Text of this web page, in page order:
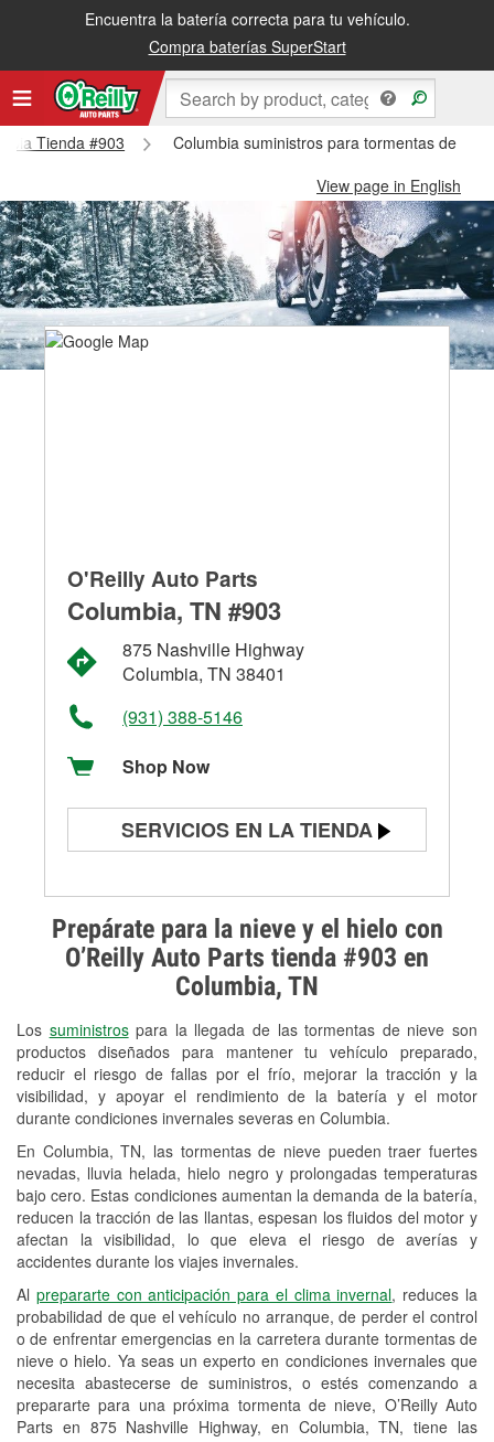
Encuentra la batería correcta para tu vehículo.
Compra baterías SuperStart
Tienda #903
Columbia suministros para tormentas de
View page in English
Prepárate para la nieve y el hielo con
O’Reilly Auto Parts tienda #903 en
Columbia, TN
Los suministrospara la llegada de las tormentas de nieve son
productos diseñados para mantener tu vehículo preparado,
reducir el riesgo de fallas por el frío, mejorar la tracción y la
visibilidad, y apoyar el rendimiento de la batería y el motor
durante condiciones invernales severas en Columbia.
En Columbia, TN, las tormentas de nieve pueden traer fuertes
nevadas, lluvia helada, hielo negro y prolongadas temperaturas
bajo cero. Estas condiciones aumentan la demanda de la batería,
reducen la tracción de las llantas, espesan los fluidos del motor y
afectan la visibilidad, lo que eleva el riesgo de averías y
accidentes durante los viajes invernales.
Al prepararte con anticipación para el clima invernal, reduces la
probabilidad de que el vehículo no arranque, de perder el control
o de enfrentar emergencias en la carretera durante tormentas de
nieve o hielo. Ya seas un experto en condiciones invernales que
necesita abastecerse de suministros, o estés comenzando a
prepararte para una próxima tormenta de nieve, O’Reilly Auto
Parts en 875 Nashville Highway, en Columbia, TN, tiene las
O'Reilly Auto Parts
Columbia, TN #903
875 Nashville Highway
Columbia, TN 38401
(931) 388-5146
Shop Now
SERVICIOS EN LA TIENDA
Prueba de alternadores y
arrancadores
Revisión de la luz "Check Engine"
Reciclaje de baterías y aceite
Instalación de bombillas de faros
Instalación de limpiaparabrisas
Programa de Préstamo de
Herramientas
Mezcla de pinturas
Rectificación de tambores y discos de
freno
Snowstorm Supplies
Conoce más